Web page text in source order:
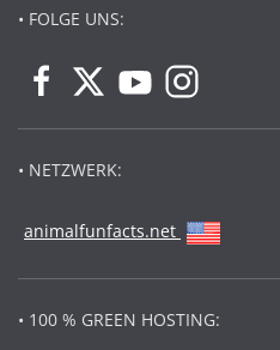
• FOLGE UNS:
• NETZWERK:
animalfunfacts.net
• 100 % GREEN HOSTING: